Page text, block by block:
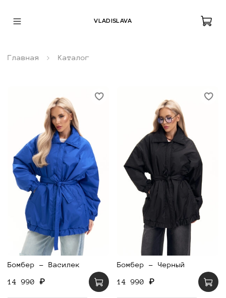
VLADISLAVA
Главная Каталог
Бомбер - Василек
14 990 ₽
Бомбер - Черный
14 990 ₽